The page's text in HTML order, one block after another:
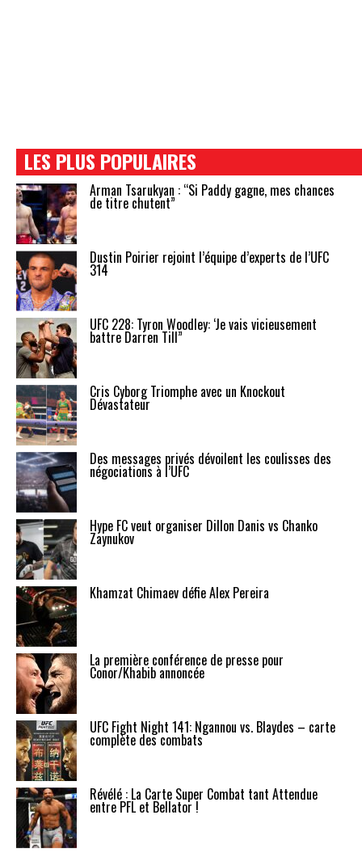
LES PLUS POPULAIRES
Arman Tsarukyan : “Si Paddy gagne, mes chances
de titre chutent”
Dustin Poirier rejoint l’équipe d’experts de l’UFC
314
UFC 228: Tyron Woodley: ‘Je vais vicieusement
battre Darren Till”
Cris Cyborg Triomphe avec un Knockout
Dévastateur
Des messages privés dévoilent les coulisses des
négociations à l’UFC
Hype FC veut organiser Dillon Danis vs Chanko
Zaynukov
Khamzat Chimaev défie Alex Pereira
La première conférence de presse pour
Conor/Khabib annoncée
UFC Fight Night 141: Ngannou vs. Blaydes – carte
complète des combats
Révélé : La Carte Super Combat tant Attendue
entre PFL et Bellator !